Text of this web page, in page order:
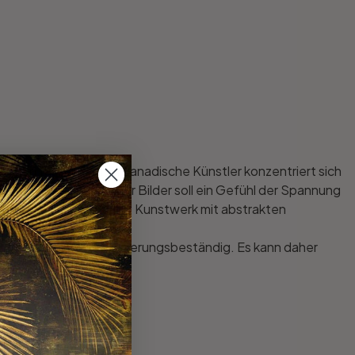
fasziniert. Der kanadische Künstler konzentriert sich
Betrachten seiner Bilder soll ein Gefühl der Spannung
sich dieses moderne Kunstwerk mit abstrakten
pflegeleicht und witterungsbeständig. Es kann daher